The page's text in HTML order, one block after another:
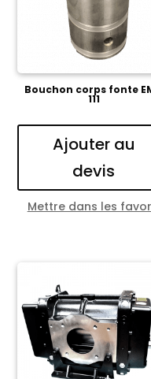
Bouchon corps fonte
111
Ajouter au
devis
Mettre dans les